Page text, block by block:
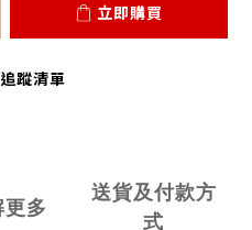
立即購買
蹤清單
更多
送貨及付款方
式